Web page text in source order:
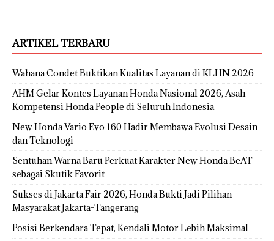
ARTIKEL TERBARU
Wahana Condet Buktikan Kualitas Layanan di KLHN 2026
AHM Gelar Kontes Layanan Honda Nasional 2026, Asah
Kompetensi Honda People di Seluruh Indonesia
New Honda Vario Evo 160 Hadir Membawa Evolusi Desain
dan Teknologi
Sentuhan Warna Baru Perkuat Karakter New Honda BeAT
sebagai Skutik Favorit
Sukses di Jakarta Fair 2026, Honda Bukti Jadi Pilihan
Masyarakat Jakarta-Tangerang
Posisi Berkendara Tepat, Kendali Motor Lebih Maksimal